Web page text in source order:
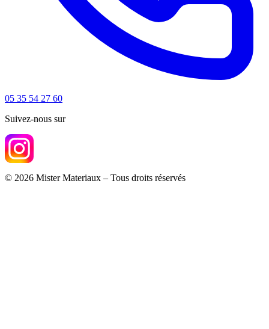
05 35 54 27 60
Suivez-nous sur
© 2026 Mister Materiaux – Tous droits réservés